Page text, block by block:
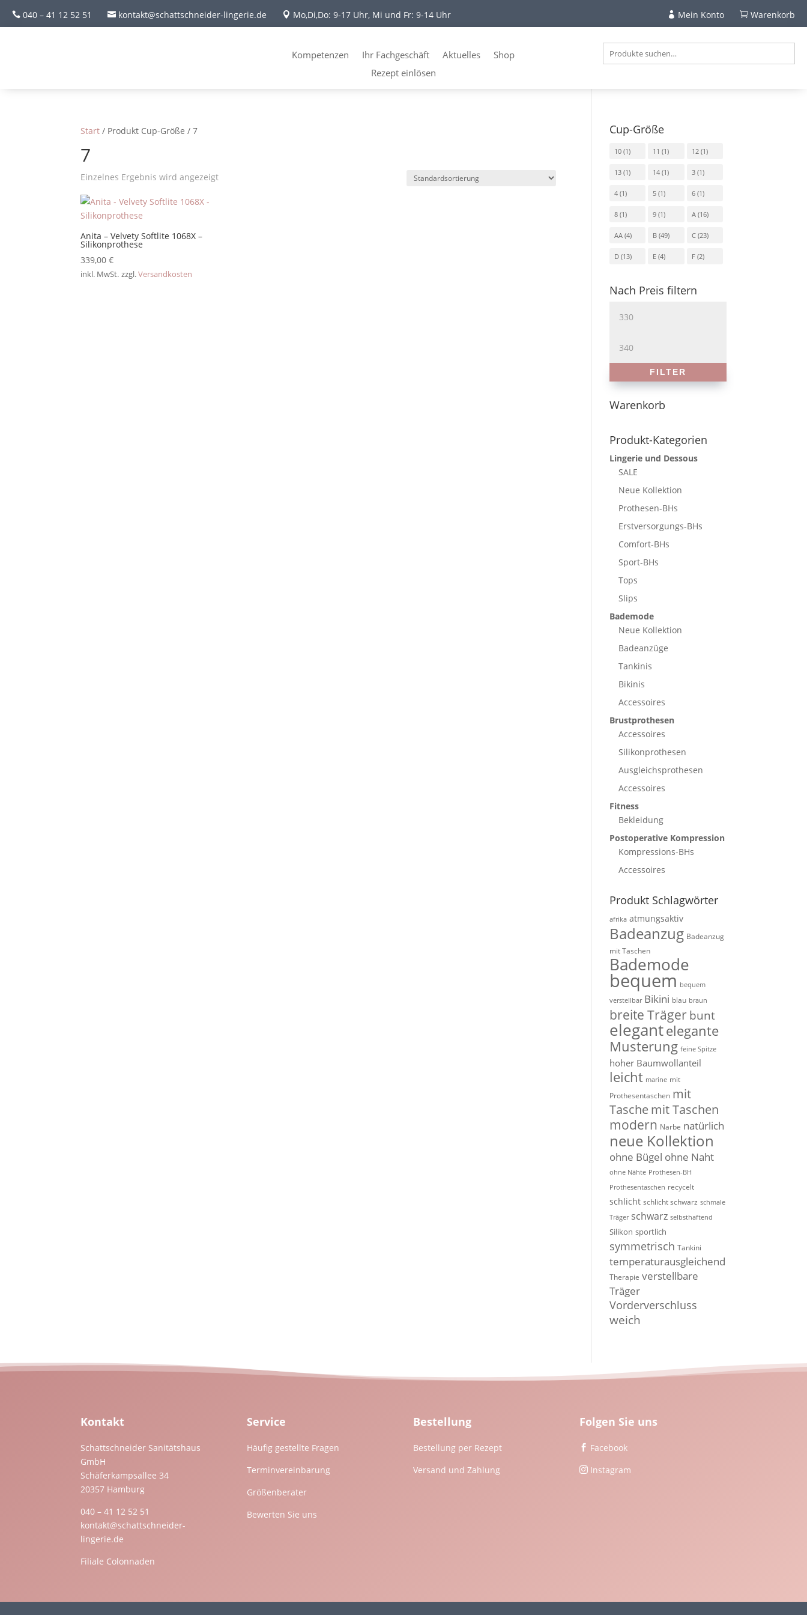
 040 – 41 12 52 51  kontakt@schattschneider-lingerie.de  Mo,Di,Do: 9-17 Uhr, Mi und Fr: 9-14 Uhr  Mein Konto  Warenkorb
Kompetenzen Ihr Fachgeschäft Aktuelles
Shop
Rezept einlösen
Start / Produkt Cup-Größe / 7
7
Einzelnes Ergebnis wird angezeigt
Anita – Velvety Softlite 1068X –
Silikonprothese
339,00€
inkl. MwSt. zzgl.Versandkosten
Cup-Größe
10 (1) 11 (1) 12 (1)
13 (1) 14 (1) 3 (1)
4 (1) 5 (1) 6 (1)
8 (1) 9 (1) A (16)
AA (4) B (49) C (23)
D (13) E (4) F (2)
Nach Preis filtern
FILTER
Warenkorb
Produkt-Kategorien
Lingerie und Dessous
SALE
Neue Kollektion
Prothesen-BHs
Erstversorgungs-BHs
Comfort-BHs
Sport-BHs
Tops
Slips
Bademode
Neue Kollektion
Badeanzüge
Tankinis
Bikinis
Accessoires
Brustprothesen
Accessoires
Silikonprothesen
Ausgleichsprothesen
Accessoires
Fitness
Bekleidung
Postoperative Kompression
Kompressions-BHs
Accessoires
Produkt Schlagwörter
afrika atmungsaktiv
Badeanzug Badeanzug
mit Taschen
Bademode
bequem bequem
verstellbar Bikini blau braun
breite Trägerbunt
elegantelegante
Musterung feine Spitze
hoher Baumwollanteil
leicht marine mit
Prothesentaschen mit
Taschemit Taschen
modern Narbe natürlich
neue Kollektion
ohne Bügel ohne Naht
ohne Nähte Prothesen-BH
Prothesentaschen recycelt
schlicht schlicht schwarz schmale
Träger schwarz selbsthaftend
Silikon sportlich
symmetrisch Tankini
temperaturausgleichend
Therapie verstellbare
Träger
Vorderverschluss
weich
Kontakt
Schattschneider Sanitätshaus
GmbH
Schäferkampsallee 34
20357 Hamburg
040 – 41 12 52 51
kontakt@schattschneider-
lingerie.de
Filiale Colonnaden
Service
Häufig gestellte Fragen
Terminvereinbarung
Größenberater
Bewerten Sie uns
Bestellung
Bestellung per Rezept
Versand und Zahlung
Folgen Sie uns
 Facebook
 Instagram